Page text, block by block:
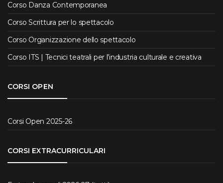
Corso Danza Contemporanea
Corso Scrittura per lo spettacolo
Corso Organizzazione dello spettacolo
Corso ITS | Tecnici teatrali per l’industria culturale e creativa
CORSI OPEN
Corsi Open 2025-26
CORSI EXTRACURRICULARI